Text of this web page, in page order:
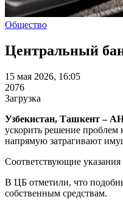
Общество
Центральный
15 мая 2026, 16:05
2076
Загрузка
Узбекистан, Ташкент –
ускорить решение проблем
напрямую затрагивают
Соответствующие
В ЦБ отметили, что
собственным средствам.